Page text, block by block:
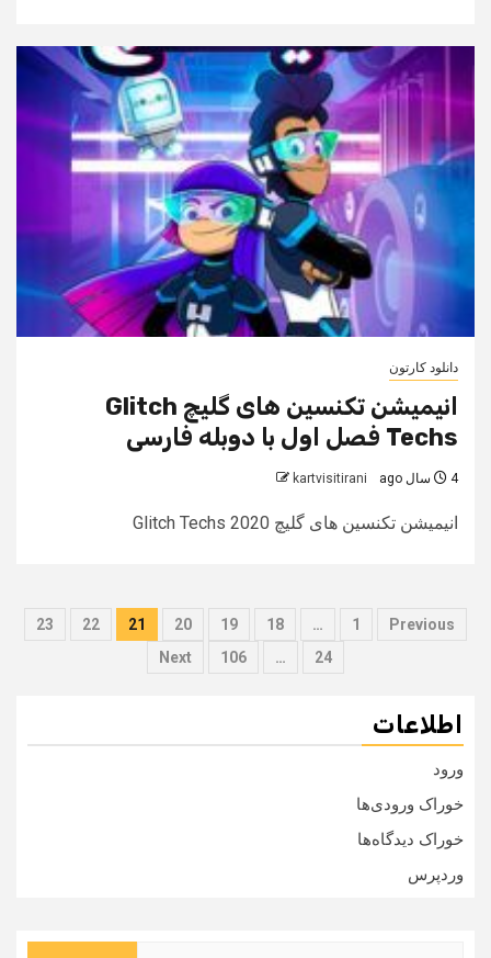
دانلود کارتون
انیمیشن تکنسین های گلیچ Glitch
Techs فصل اول با دوبله فارسی
4 سال ago kartvisitirani
انیمیشن تکنسین های گلیچ Glitch Techs 2020
صفحه‌بندی
Previous
1
…
18
19
20
21
22
23
24
…
106
Next
اطلاعات
ورود
خوراک ورودی‌ها
خوراک دیدگاه‌ها
وردپرس